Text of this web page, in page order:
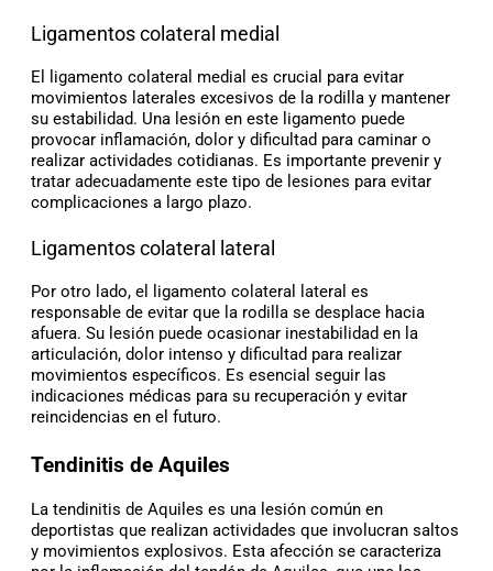
Ligamentos colateral medial
El ligamento colateral medial es crucial para evitar
movimientos laterales excesivos de la rodilla y mantener
su estabilidad. Una lesión en este ligamento puede
provocar inflamación, dolor y dificultad para caminar o
realizar actividades cotidianas. Es importante prevenir y
tratar adecuadamente este tipo de lesiones para evitar
complicaciones a largo plazo.
Ligamentos colateral lateral
Por otro lado, el ligamento colateral lateral es
responsable de evitar que la rodilla se desplace hacia
afuera. Su lesión puede ocasionar inestabilidad en la
articulación, dolor intenso y dificultad para realizar
movimientos específicos. Es esencial seguir las
indicaciones médicas para su recuperación y evitar
reincidencias en el futuro.
Tendinitis de Aquiles
La tendinitis de Aquiles es una lesión común en
deportistas que realizan actividades que involucran saltos
y movimientos explosivos. Esta afección se caracteriza